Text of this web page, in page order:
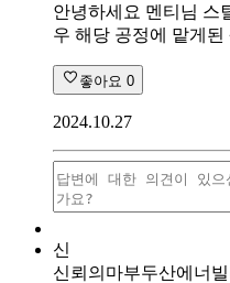
안녕하세요 멘티님 스
우 해당 공정에 맡게
좋아요 0
2024.10.27
신
신뢰의마부두산에너빌